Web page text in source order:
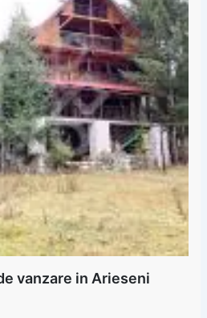
vanzare in Arieseni